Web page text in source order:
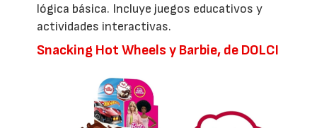
lógica básica. Incluye juegos educativos y
actividades interactivas.
Snacking Hot Wheels y Barbie, de DOLCI